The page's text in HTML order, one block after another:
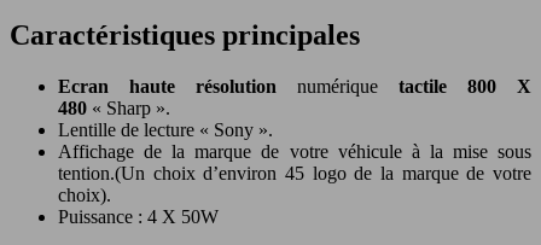
Caractéristiques principales
Ecran haute résolution numérique tactile 800 X
480 « Sharp ».
Lentille de lecture « Sony ».
Affichage de la marque de votre véhicule à la mise sous
tention.(Un choix d’environ 45 logo de la marque de votre
choix).
Puissance : 4 X 50W